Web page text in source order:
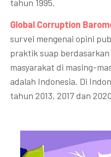
tahun 1995.
Global Corruption
survei mengenai opini
praktik suap
masyarakat di masing-
adalah Indonesia. Di
tahun 2013, 2017 dan